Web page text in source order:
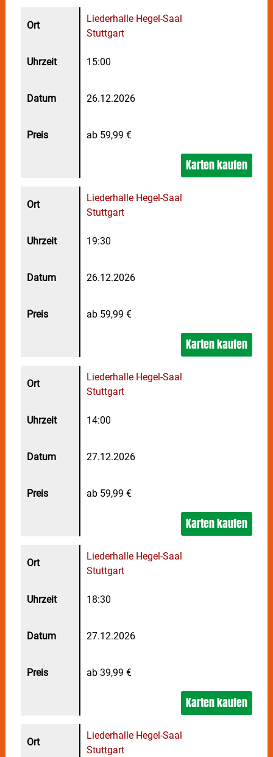
Liederhalle Hegel-Saal
Stuttgart
15:00
26.12.2026
ab 59,99 €
Karten kaufen
Liederhalle Hegel-Saal
Stuttgart
19:30
26.12.2026
ab 59,99 €
Karten kaufen
Liederhalle Hegel-Saal
Stuttgart
14:00
27.12.2026
ab 59,99 €
Karten kaufen
Liederhalle Hegel-Saal
Stuttgart
18:30
27.12.2026
ab 39,99 €
Karten kaufen
Liederhalle Hegel-Saal
Stuttgart